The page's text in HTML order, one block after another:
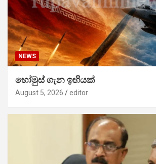
NEWS
හෝමුස් ගැන ඉඟියක්
August 5, 2026 editor